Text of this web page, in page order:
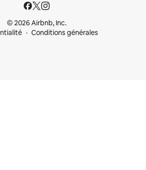
© 2026 Airbnb, Inc.
Conditions générales